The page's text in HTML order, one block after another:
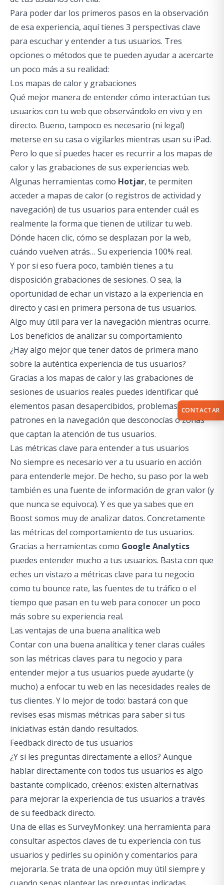
Para poder dar los primeros pasos en la observación
de esa experiencia, aquí tienes 3 perspectivas clave
para escuchar y entender a tus usuarios. Tres
opciones o métodos que te pueden ayudar a acercarte
un poco más a su realidad:
Los mapas de calor y grabaciones
Qué mejor manera de entender cómo interactúan tus
usuarios con tu web que observándolo en vivo y en
directo. Bueno, tampoco es necesario (ni legal)
meterse en su casa o vigilarles mientras usan su iPad.
Pero lo que sí puedes hacer es recurrir a los mapas de
calor y las grabaciones de sus experiencias web.
Algunas herramientas como Hotjar, te permiten
acceder a mapas de calor (o registros de actividad y
navegación) de tus usuarios para entender cuál es
realmente la forma que tienen de utilizar tu web.
Dónde hacen clic, cómo se desplazan por la web,
cuándo vuelven atrás… Su experiencia 100% real.
Y por si eso fuera poco, también tienes a tu
disposición grabaciones de sesiones. O sea, la
oportunidad de echar un vistazo a la experiencia en
directo y casi en primera persona de tus usuarios.
Algo muy útil para ver la navegación mientras ocurre.
Los beneficios de analizar su comportamiento
¿Hay algo mejor que tener datos de primera mano
sobre la auténtica experiencia de tus usuarios?
Gracias a los mapas de calor y las grabaciones de
sesiones de usuarios reales puedes identificar qué
elementos pasan desapercibidos, problemas y
patrones en la navegación que desconocías o zonas
que captan la atención de tus usuarios.
Las métricas clave para entender a tus usuarios
No siempre es necesario ver a tu usuario en acción
para entenderle mejor. De hecho, su paso por la web
también es una fuente de información de gran valor (y
que nunca se equivoca). Y es que ya sabes que en
Boost somos muy de analizar datos. Concretamente
las métricas del comportamiento de tus usuarios.
Gracias a herramientas como Google Analytics
puedes entender mucho a tus usuarios. Basta con que
eches un vistazo a métricas clave para tu negocio
como tu bounce rate, las fuentes de tu tráfico o el
tiempo que pasan en tu web para conocer un poco
más sobre su experiencia real.
Las ventajas de una buena analítica web
Contar con una buena analítica y tener claras cuáles
son las métricas claves para tu negocio y para
entender mejor a tus usuarios puede ayudarte (y
mucho) a enfocar tu web en las necesidades reales de
tus clientes. Y lo mejor de todo: bastará con que
revises esas mismas métricas para saber si tus
iniciativas están dando resultados.
Feedback directo de tus usuarios
¿Y si les preguntas directamente a ellos? Aunque
hablar directamente con todos tus usuarios es algo
bastante complicado, créenos: existen alternativas
para mejorar la experiencia de tus usuarios a través
de su feedback directo.
Una de ellas es SurveyMonkey: una herramienta para
consultar aspectos claves de tu experiencia con tus
usuarios y pedirles su opinión y comentarios para
mejorarla. Se trata de una opción muy útil siempre y
CONTACTAR